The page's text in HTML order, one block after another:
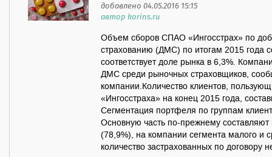
добавлено 04.05.2016 15:15
автор korins.ru
Объем сборов СПАО «Ингосстрах» по
страхованию (ДМС) по итогам 2015 года
соответствует доле рынка в 6,3%.
ДМС среди рыночных страховщиков,
компании.Количество клиентов,
«Ингосстраха» на конец 2015 года,
Сегментация портфеля по группам
Основную часть по-прежнему составляют
(78,9%), на компании сегмента малого и
количество застрахованных по договору